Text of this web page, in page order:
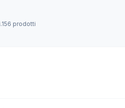
prodotti